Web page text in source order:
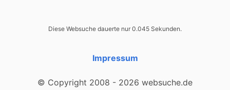
Diese Websuche dauerte nur 0.045 Sekunden.
Impressum
© Copyright 2008 - 2026 websuche.de